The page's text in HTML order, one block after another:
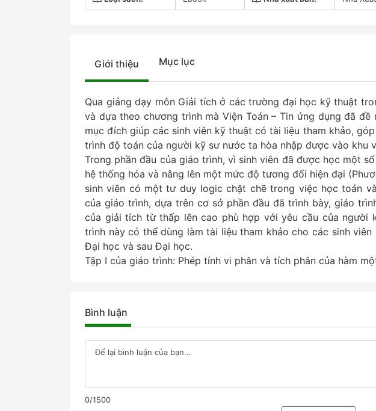
Giới thiệu Mục lục
Qua giảng dạy môn Giải tích ở các trường đại học kỹ thuật
và dựa theo chương trình mà Viện Toán – Tin ứng dụng đã
mục đích giúp các sinh viên kỹ thuật có tài liệu tham khảo,
trình độ toán của người kỹ sư nước ta hòa nhập được vào khu
Trong phần đầu của giáo trình, vì sinh viên đã được học một
hệ thống hóa và nâng lên một mức độ tương đối hiện đại
sinh viên có một tư duy logic chặt chẽ trong việc học toán
của giáo trình, dựa trên cơ sở phần đầu đã trình bày, giáo
của giải tích từ thấp lên cao phù hợp với yêu cầu của người
trình này có thể dùng làm tài liệu tham khảo cho các sinh
Đại học và sau Đại học.
Tập I của giáo trình: Phép tính vi phân và tích phân của hàm
Bình luận
0/1500